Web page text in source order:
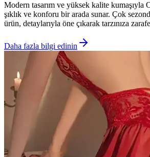
Modern tasarım ve yüksek kalite kumaşıyla
şıklık ve konforu bir arada sunar. Çok
ürün, detaylarıyla öne çıkarak tarzınıza
Daha fazla bilgi edinin